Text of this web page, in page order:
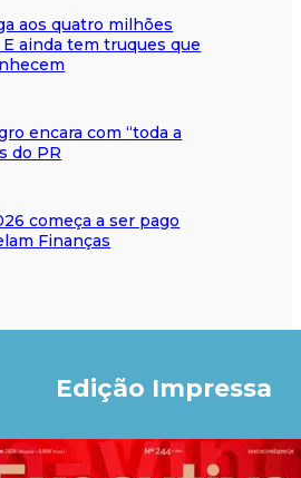
aos quatro milhões
ainda tem truques que
encara com “toda a
do PR
começa a ser pago
Finanças
Edição Impressa